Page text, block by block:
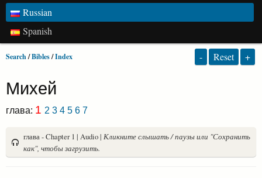
Russian
Spanish
Search/Bibles/Index - Reset +
Михей
глава: 1 2 3 4 5 6 7
глава - Chapter 1 | Audio | Кликните слышать / паузы или "Сохранить
как", чтобы загрузить.